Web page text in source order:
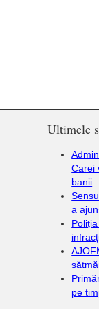
Ultimele
Carei
banii
a
pe